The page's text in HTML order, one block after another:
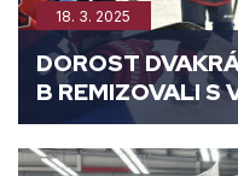
18. 3. 2025
DOROST
B REMIZOVALI S